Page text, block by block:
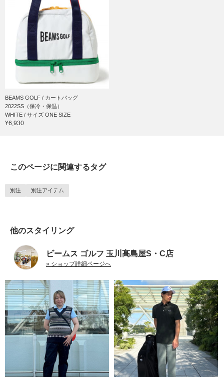
BEAMS GOLF / カートバッグ
2022SS（保冷・保温）
WHITE / サイズ ONE SIZE
¥6,930
このページに関連するタグ
別注 別注アイテム
他のスタイリング
ビームス ゴルフ 玉川髙島屋S・C店
» ショップ詳細ページへ